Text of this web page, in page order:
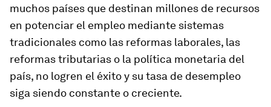
muchos países que destinan millones de recursos
en potenciar el empleo mediante sistemas
tradicionales como las reformas laborales, las
reformas tributarias o la política monetaria del
país, no logren el éxito y su tasa de desempleo
siga siendo constante o creciente.